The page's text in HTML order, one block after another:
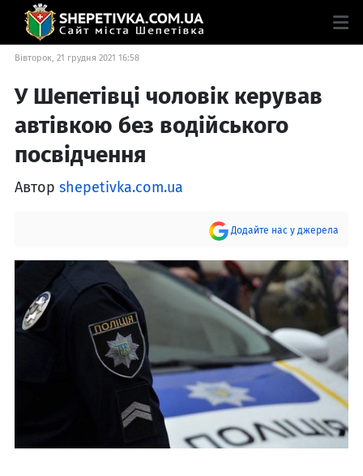
Вівторок, 21 грудня 2021 16:58
У Шепетівці чоловік керував
автівкою без водійського
посвідчення
Автор shepetivka.com.ua
Додайте нас у джерела